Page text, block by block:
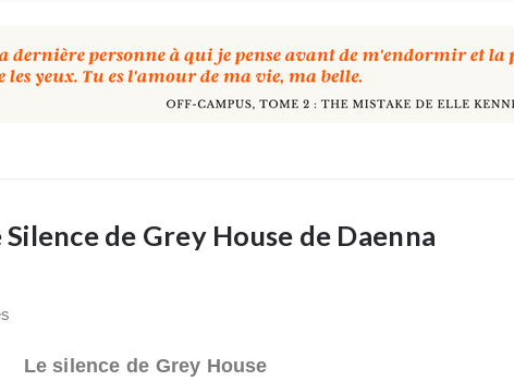
Silence de Grey House de Daenna
Le silence de Grey House